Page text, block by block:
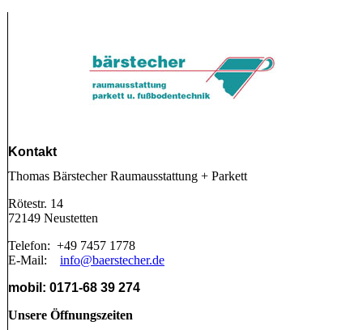
Kontakt
Thomas Bärstecher Raumausstattung + Parkett
Rötestr. 14
72149 Neustetten
Telefon: +49 7457 1778
E-Mail: info@baerstecher.de
mobil: 0171-68 39 274
Unsere Öffnungszeiten